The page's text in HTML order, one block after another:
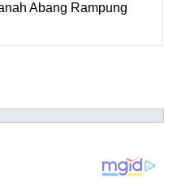
Abang Rampung